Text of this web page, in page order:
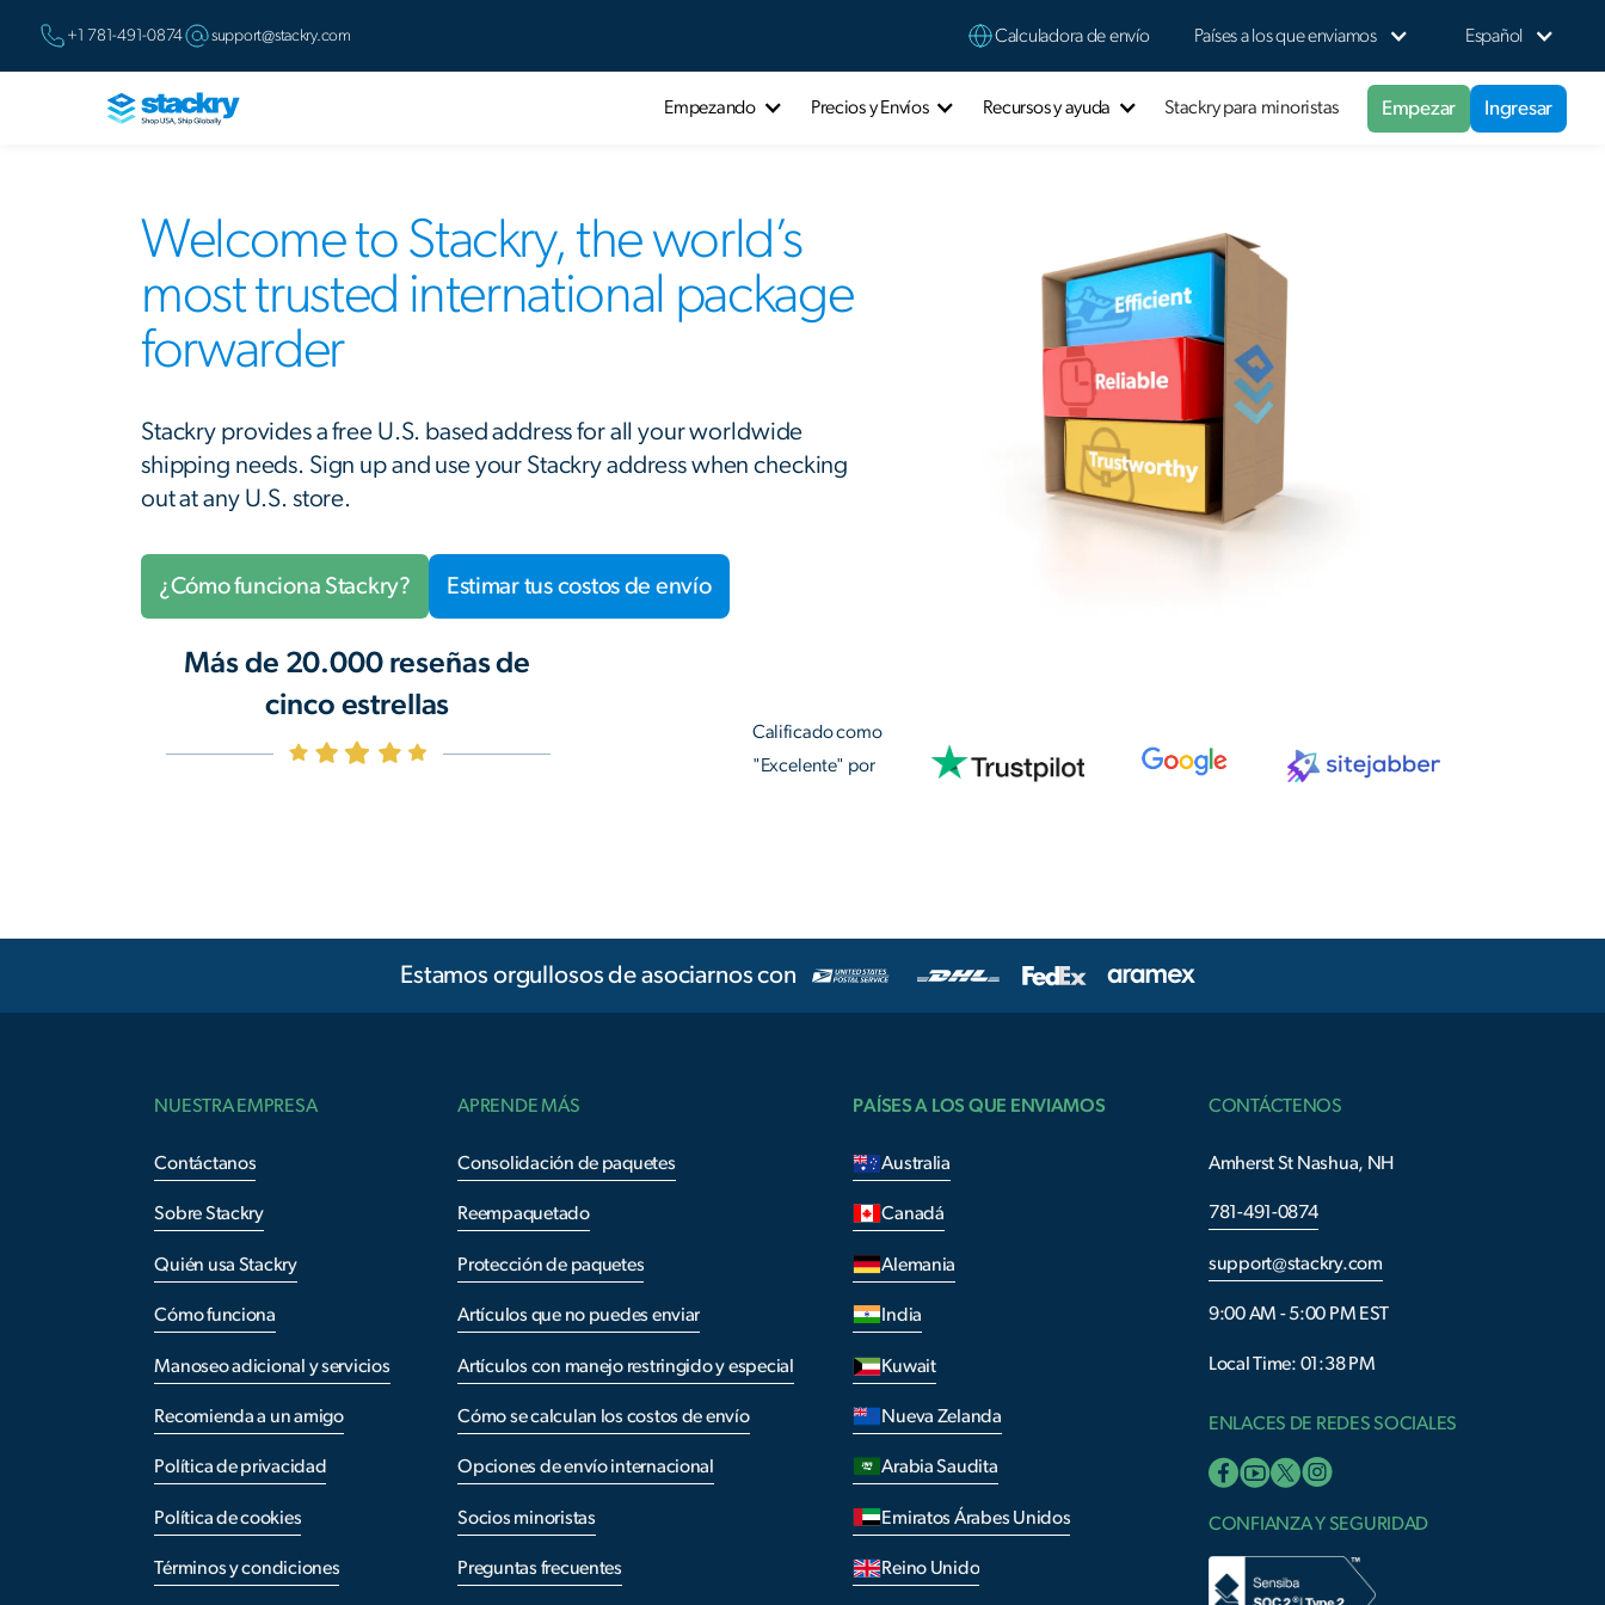
+1 781-491-0874 support@stackry.com Calculadora de envío Países a los que enviamos Español
Empezando Precios y Envíos Recursos y ayuda Stackry para minoristas Empezar Ingresar
Welcome to Stackry, the world’s
most trusted international package
forwarder
Stackry provides a free U.S. based address for all your worldwide
shipping needs. Sign up and use your Stackry address when checking
out at any U.S. store.
¿Cómo funciona Stackry? Estimar tus costos de envío
Más de 20.000 reseñas de
cinco estrellas
Calificado como
"Excelente" por
Estamos orgullosos de asociarnos con
NUESTRA EMPRESA
Contáctanos
Sobre Stackry
Quién usa Stackry
Cómo funciona
Manoseo adicional y servicios
Recomienda a un amigo
Política de privacidad
Política de cookies
Términos y condiciones
APRENDE MÁS
Consolidación de paquetes
Reempaquetado
Protección de paquetes
Artículos que no puedes enviar
Artículos con manejo restringido y especial
Cómo se calculan los costos de envío
Opciones de envío internacional
Socios minoristas
Preguntas frecuentes
PAÍSES A LOS QUE ENVIAMOS
Australia
Canadá
Alemania
India
Kuwait
Nueva Zelanda
Arabia Saudita
Emiratos Árabes Unidos
Reino Unido
CONTÁCTENOS
Amherst St Nashua, NH
781-491-0874
support@stackry.com
9:00 AM - 5:00 PM EST
Local Time: 01:38 PM
ENLACES DE REDES SOCIALES
CONFIANZA Y SEGURIDAD